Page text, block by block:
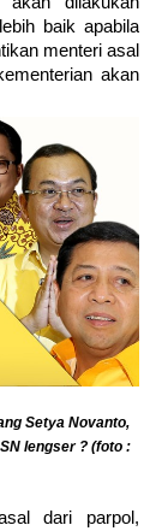
baik apabila
menteri asal
akan
Setya Novanto,
lengser ? (foto :
dari parpol,